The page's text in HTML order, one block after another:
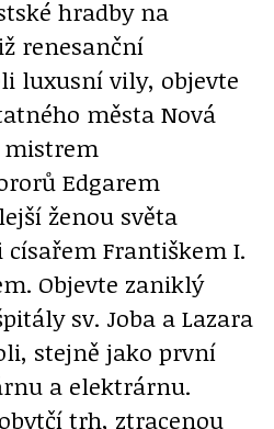
hradby na
renesanční
luxusní vily, objevte
města Nová
mistrem
Edgarem
ženou světa
Františkem I.
Objevte zaniklý
sv. Joba a Lazara
stejně jako první
a elektrárnu.
trh, ztracenou